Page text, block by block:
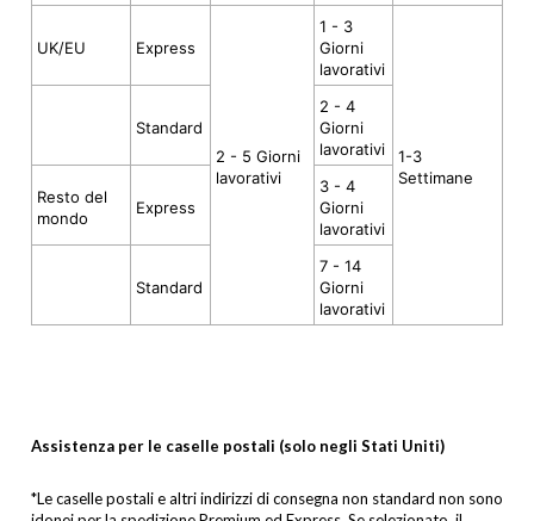
UK/EU Express
2 - 5 Giorni
lavorativi
1 - 3
Giorni
lavorativi
1-3
Settimane
Standard
2 - 4
Giorni
lavorativi
Resto del
mondo
Express
3 - 4
Giorni
lavorativi
Standard
7 - 14
Giorni
lavorativi
Assistenza per le caselle postali (solo negli Stati Uniti)
*Le caselle postali e altri indirizzi di consegna non standard non sono